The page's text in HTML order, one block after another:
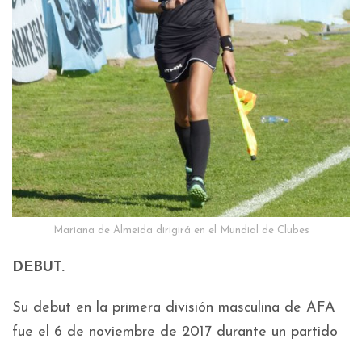
Mariana de Almeida dirigirá en el Mundial de Clubes
DEBUT.
Su debut en la primera división masculina de AFA
fue el 6 de noviembre de 2017 durante un partido